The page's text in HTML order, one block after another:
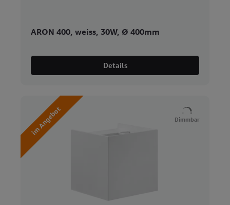
ARON 400, weiss, 30W, Ø 400mm
Details
im Angebot Dimmbar